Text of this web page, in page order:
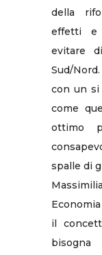
della
effetti e
evitare
Sud/
con un
come
ottimo
spalle di
il